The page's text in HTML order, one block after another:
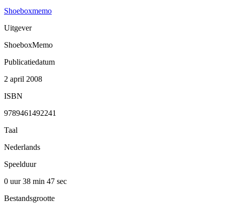
Shoeboxmemo
Uitgever
ShoeboxMemo
Publicatiedatum
2 april 2008
ISBN
9789461492241
Taal
Nederlands
Speelduur
0 uur 38 min 47 sec
Bestandsgrootte